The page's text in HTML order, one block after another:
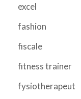
excel
fashion
fiscale
fitness trainer
fysiotherapeut